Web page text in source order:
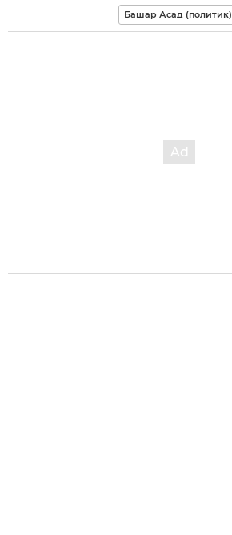
Башар Асад (политик)